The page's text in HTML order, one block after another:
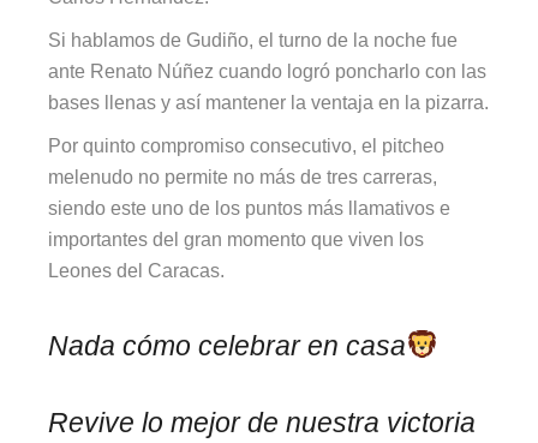
Si hablamos de Gudiño, el turno de la noche fue
ante Renato Núñez cuando logró poncharlo con las
bases llenas y así mantener la ventaja en la pizarra.
Por quinto compromiso consecutivo, el pitcheo
melenudo no permite no más de tres carreras,
siendo este uno de los puntos más llamativos e
importantes del gran momento que viven los
Leones del Caracas.
Nada cómo celebrar en casa
Revive lo mejor de nuestra victoria